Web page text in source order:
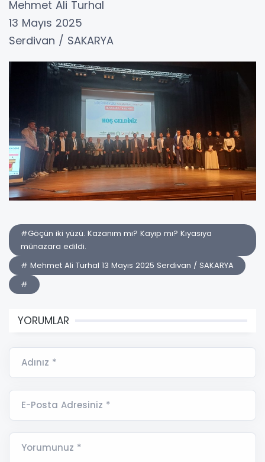
Mehmet Ali Turhal
13 Mayıs 2025
Serdivan / SAKARYA
#Göçün iki yüzü. Kazanım mı? Kayıp mı? Kıyasıya
münazara edildi.
# Mehmet Ali Turhal 13 Mayıs 2025 Serdivan / SAKARYA
#
YORUMLAR
Adınız *
E-Posta Adresiniz *
Yorumunuz *